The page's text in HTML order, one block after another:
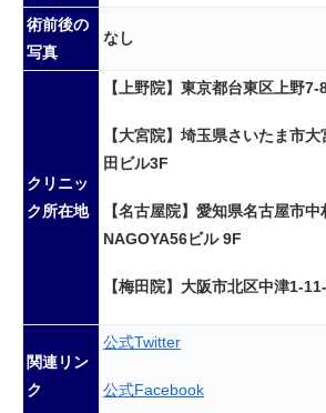
術前後の
写真
なし
クリニッ
ク所在地
【上野院】東京都台東区上野
【大宮院】埼玉県さいたま市
田ビル3F
【名古屋院】愛知県名古屋市
NAGOYA56ビル 9F
【梅田院】大阪市北区中津1-
関連リン
ク
公式Twitter
公式Facebook